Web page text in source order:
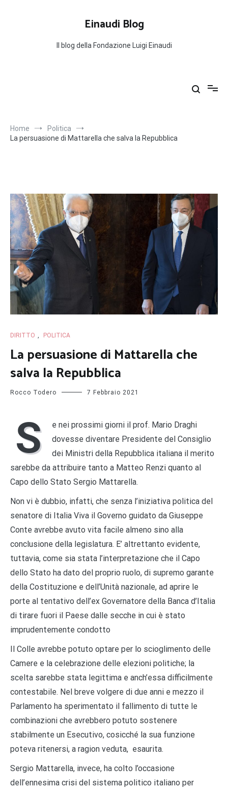
Einaudi Blog
Il blog della Fondazione Luigi Einaudi
Home
Politica
La persuasione di Mattarella che salva la Repubblica
DIRITTO , POLITICA
La persuasione di Mattarella che
salva la Repubblica
Rocco Todero 7 Febbraio 2021
S
e nei prossimi giorni il prof. Mario Draghi
dovesse diventare Presidente del Consiglio
dei Ministri della Repubblica italiana il merito
sarebbe da attribuire tanto a Matteo Renzi quanto al
Capo dello Stato Sergio Mattarella.
Non vi è dubbio, infatti, che senza l’iniziativa politica del
senatore di Italia Viva il Governo guidato da Giuseppe
Conte avrebbe avuto vita facile almeno sino alla
conclusione della legislatura. E’ altrettanto evidente,
tuttavia, come sia stata l’interpretazione che il Capo
dello Stato ha dato del proprio ruolo, di supremo garante
della Costituzione e dell’Unità nazionale, ad aprire le
porte al tentativo dell’ex Governatore della Banca d’Italia
di tirare fuori il Paese dalle secche in cui è stato
imprudentemente condotto
Il Colle avrebbe potuto optare per lo scioglimento delle
Camere e la celebrazione delle elezioni politiche; la
scelta sarebbe stata legittima e anch’essa difficilmente
contestabile. Nel breve volgere di due anni e mezzo il
Parlamento ha sperimentato il fallimento di tutte le
combinazioni che avrebbero potuto sostenere
stabilmente un Esecutivo, cosicché la sua funzione
poteva ritenersi, a ragion veduta, esaurita.
Sergio Mattarella, invece, ha colto l’occasione
dell’ennesima crisi del sistema politico italiano per